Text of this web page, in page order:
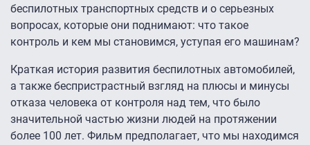
беспилотных транспортных средств и о серьезных
вопросах, которые они поднимают: что такое
контроль и кем мы становимся, уступая его машинам?
Краткая история развития беспилотных автомобилей,
а также беспристрастный взгляд на плюсы и минусы
отказа человека от контроля над тем, что было
значительной частью жизни людей на протяжении
более 100 лет. Фильм предполагает, что мы находимся